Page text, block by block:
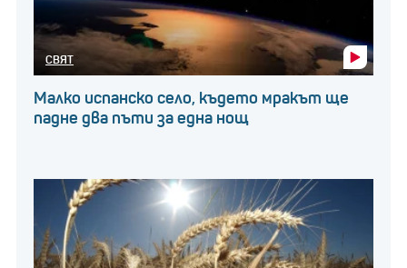
СВЯТ
Малко испанско село, където мракът ще
падне два пъти за една нощ